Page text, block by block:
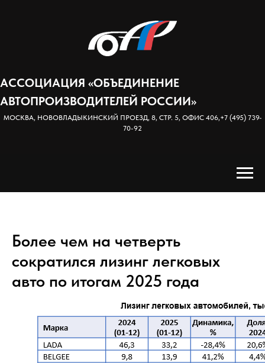
АССОЦИАЦИЯ «ОБЪЕДИНЕНИЕ
АВТОПРОИЗВОДИТЕЛЕЙ РОССИИ»
МОСКВА, НОВОВЛАДЫКИНСКИЙ ПРОЕЗД, 8, СТР. 5, ОФИС 406,+7 (495) 739-
70-92
Более чем на четверть
сократился лизинг легковых
авто по итогам 2025 года